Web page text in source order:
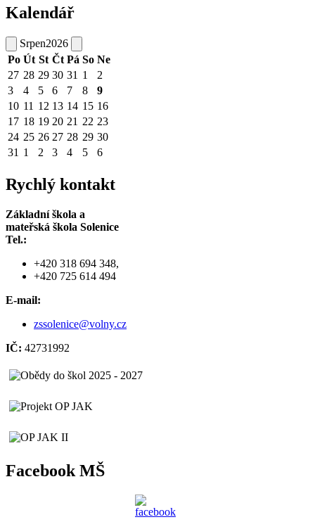
Kalendář
Srpen2026
Po Út St Čt Pá So Ne
27 28 29 30 31 1
2
3
4 5 6 7 8
9
10 11 12 13 14 15 16
17 18 19 20 21 22 23
24 25 26 27 28 29 30
31 1 2 3 4 5 6
Rychlý kontakt
Základní škola a
mateřská škola Solenice
Tel.:
+420 318 694 348,
+420 725 614 494
E-mail:
zssolenice@volny.cz
IČ: 42731992
Facebook MŠ